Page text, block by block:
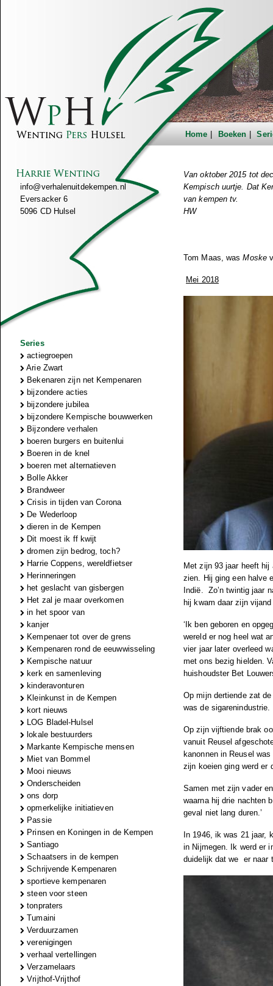
Home Boeken
info@verhalenuitdekempen.nl
Eversacker 6
5096 CD Hulsel
Series
actiegroepen
Arie Zwart
Bekenaren zijn net Kempenaren
bijzondere acties
bijzondere jubilea
bijzondere Kempische bouwwerken
Bijzondere verhalen
boeren burgers en buitenlui
Boeren in de knel
boeren met alternatieven
Bolle Akker
Brandweer
Crisis in tijden van Corona
De Wederloop
dieren in de Kempen
Dit moest ik ff kwijt
dromen zijn bedrog, toch?
Harrie Coppens, wereldfietser
Herinneringen
het geslacht van gisbergen
Het zal je maar overkomen
in het spoor van
kanjer
Kempenaer tot over de grens
Kempenaren rond de eeuwwisseling
Kempische natuur
kerk en samenleving
kinderavonturen
Kleinkunst in de Kempen
kort nieuws
LOG Bladel-Hulsel
lokale bestuurders
Markante Kempische mensen
Miet van Bommel
Mooi nieuws
Onderscheiden
ons dorp
opmerkelijke initiatieven
Passie
Prinsen en Koningen in de Kempen
Santiago
Schaatsers in de kempen
Schrijvende Kempenaren
sportieve kempenaren
steen voor steen
tonpraters
Tumaini
Verduurzamen
verenigingen
verhaal vertellingen
Verzamelaars
Vrijthof-Vrijthof
Van oktober 2015 tot
Kempisch uurtje. Dat
van kempen tv.
HW
Tom Maas, wasMoske
Mei 2018
Met zijn 93 jaar heeft hij
zien. Hij ging een halve
Indië. Zo’n twintig jaar
hij kwam daar zijn
‘Ik ben geboren en
wereld er nog heel wat
vier jaar later overleed
met ons bezig hielden.
huishoudster Bet
Op mijn dertiende zat
was de sigarenindustrie.
Op zijn vijftiende brak
vanuit Reusel
kanonnen in Reusel
zijn koeien ging werd er
Samen met zijn vader
waarna hij drie nachten
geval niet lang duren.’
In 1946, ik was 21 jaar,
in Nijmegen. Ik werd er
duidelijk dat we er naar